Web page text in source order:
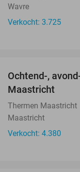
Wavre
Verkocht: 3.725
Ochtend-,
Maastricht
Thermen Maastricht
Maastricht
Verkocht: 4.380